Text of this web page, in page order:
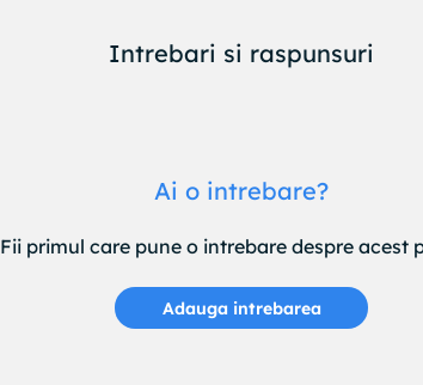
Intrebari si raspunsuri
Ai o intrebare?
Fii primul care pune o intrebare despre acest
Adauga intrebarea